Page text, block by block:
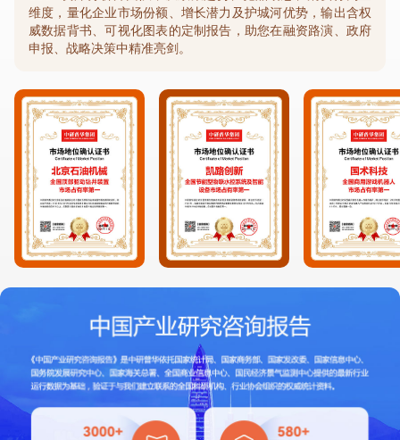
维度，量化企业市场份额、增长潜力及护城河优势，输出含权
威数据背书、可视化图表的定制报告，助您在融资路演、政府
申报、战略决策中精准亮剑。